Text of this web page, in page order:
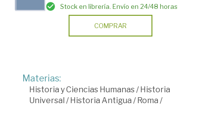
Stock en librería. Envío en 24/48 horas
COMPRAR
Materias:
Historia y Ciencias Humanas /Historia
Universal /Historia Antigua /Roma /